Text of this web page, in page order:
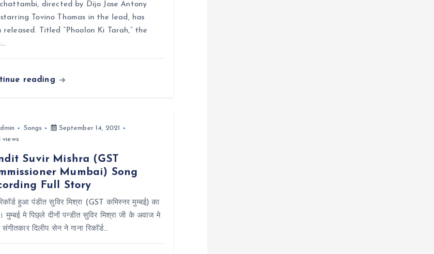
directed by Dijo Jose Antony
Tovino Thomas in the lead, has
released. Titled “Phoolon Ki Tarah,” the
reading
Songs
September 14, 2021
views
Suvir Mishra (GST
Mumbai) Song
Full Story
हुआ पंडीत सुविर मिश्रा (GST कमिस्नर मुम्बई) का
मुम्बई मे पिछ्ले दीनों पन्डीत सुविर मिश्रा जी के अवाज मे
दिलीप सेन ने गाना रिकॉर्ड…